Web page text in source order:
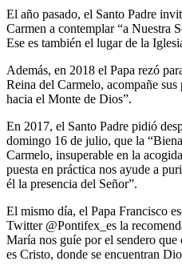
El año pasado, el Santo Padre
Carmen a contemplar “a Nuestra
Ese es también el lugar de la
Además, en 2018 el Papa rezó
Reina del Carmelo, acompañe
hacia el Monte de Dios”.
En 2017, el Santo Padre pidió
domingo 16 de julio, que la
Carmelo, insuperable en la
puesta en práctica nos ayude a
él la presencia del Señor”.
El mismo día, el Papa Francisco
Twitter @Pontifex_es la
María nos guíe por el sendero que
es Cristo, donde se encuentran